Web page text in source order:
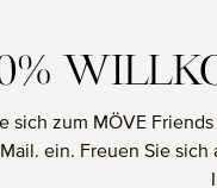
sich zum MÖVE
ein. Freuen Sie